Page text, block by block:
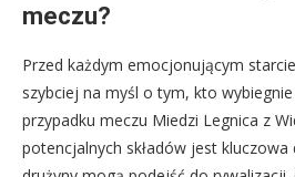
meczu?
Przed każdym emocjonującym
szybciej na myśl o tym, kto
przypadku meczu Miedzi Legnica z
potencjalnych składów jest